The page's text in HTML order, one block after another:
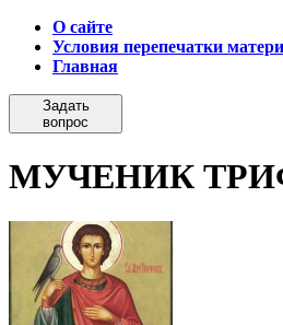
О сайте
Условия перепечатки
Главная
Задать
вопрос
МУЧЕНИК